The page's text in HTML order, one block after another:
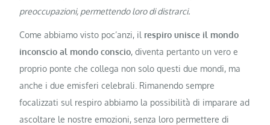
preoccupazioni, permettendo loro di distrarci.
Come abbiamo visto poc’anzi, il respiro unisce il mondo
inconscio al mondo conscio, diventa pertanto un vero e
proprio ponte che collega non solo questi due mondi, ma
anche i due emisferi celebrali. Rimanendo sempre
focalizzati sul respiro abbiamo la possibilità di imparare ad
ascoltare le nostre emozioni, senza loro permettere di